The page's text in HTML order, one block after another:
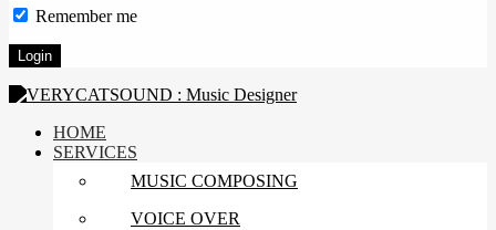
Remember me
HOME
SERVICES
MUSIC COMPOSING
VOICE OVER